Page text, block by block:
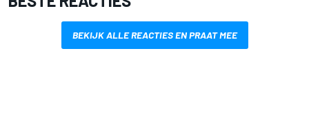
BEKIJK ALLE REACTIES EN PRAAT MEE